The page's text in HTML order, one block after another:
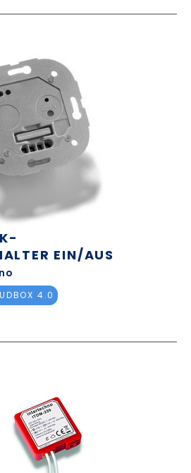
EIN/AUS
4.0